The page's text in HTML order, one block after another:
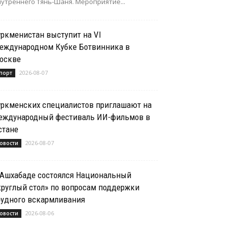
выступит на VI
Кубке Ботвинника в
2026-08-07
специалистов приглашают на
фестиваль ИИ-фильмов в
2026-08-07
состоялся Национальный
стол» по вопросам поддержки
вскармливания
2026-08-06